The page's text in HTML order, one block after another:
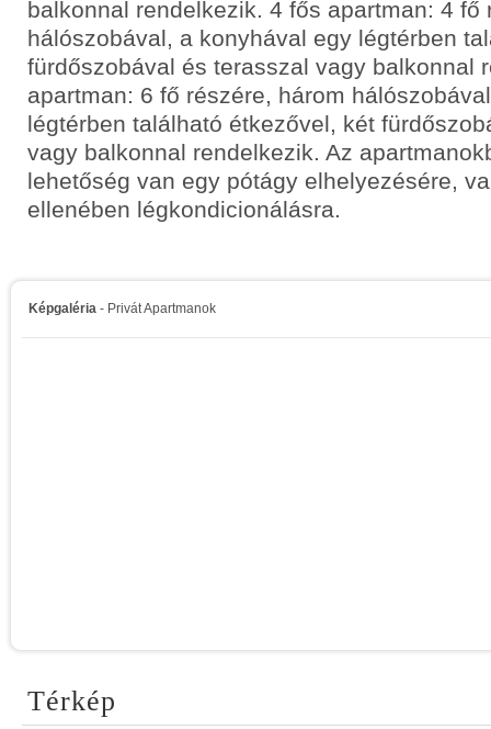
balkonnal rendelkezik. 4 fős apartman: 4 fő
hálószobával, a konyhával egy légtérben
fürdőszobával és terasszal vagy balkonnal
apartman: 6 fő részére, három
légtérben található étkezővel, két
vagy balkonnal rendelkezik. Az
lehetőség van egy pótágy elhelyezésére,
ellenében légkondicionálásra.
Képgaléria - Privát Apartmanok
Térkép